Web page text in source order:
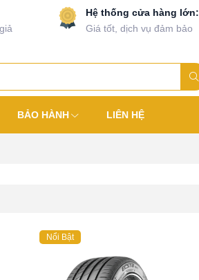
Hệ thống cửa hàng lớn:
Giá tốt, dịch vụ đảm bảo
BẢO HÀNH LIÊN HỆ
Nổi Bật